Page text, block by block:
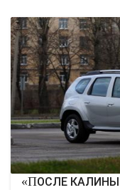
«ПОСЛЕ КАЛИНЫ НЕ СТРАШНО НА ШОССЕ